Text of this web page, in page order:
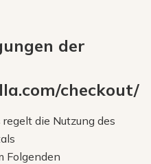
der
checkout/
die Nutzung des
Folgenden